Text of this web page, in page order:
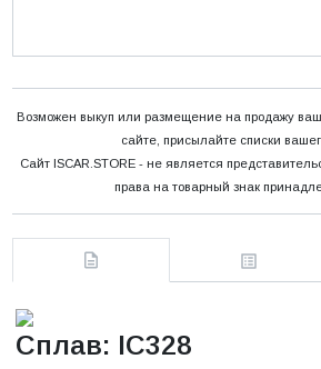
Возможен выкуп или размещение на продажу
сайте, присылайте списки
Сайт ISCAR.STORE - не является
права на товарный знак
Сплав: IC328